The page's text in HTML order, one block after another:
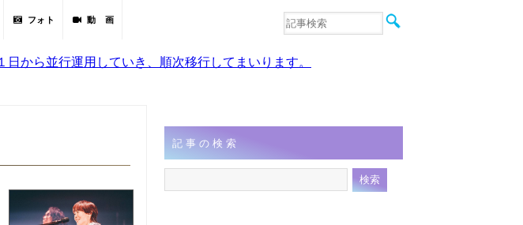
フォト 動 画
音楽
から並行運用していき、順次移行してまいります。
記事の検索